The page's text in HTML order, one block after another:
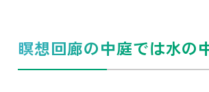
瞑想回廊の中庭では水の